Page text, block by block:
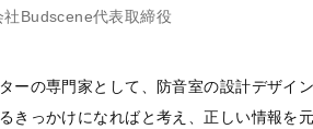
社Budscene代表取締役
ーの専門家として、防音室の設計デザイ
きっかけになればと考え、正しい情報を